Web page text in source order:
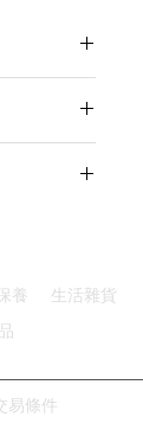
情
養
生活雜貨
易條件